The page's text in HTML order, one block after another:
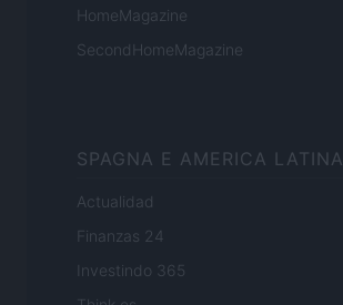
HomeMagazine
SecondHomeMagazine
SPAGNA E AMERICA LATINA
Actualidad
Finanzas 24
Investindo 365